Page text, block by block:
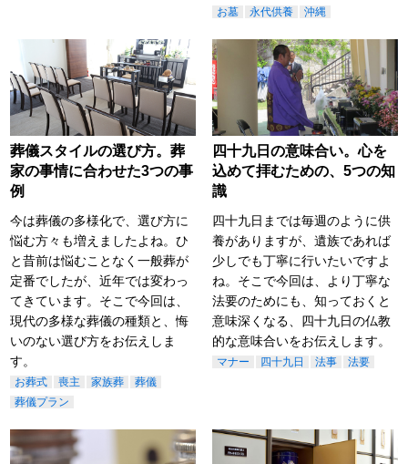
お墓 永代供養 沖縄
葬儀スタイルの選び方。葬
家の事情に合わせた3つの事
例
今は葬儀の多様化で、選び方に
悩む方々も増えましたよね。ひ
と昔前は悩むことなく一般葬が
定番でしたが、近年では変わっ
てきています。そこで今回は、
現代の多様な葬儀の種類と、悔
いのない選び方をお伝えしま
す。
お葬式 喪主 家族葬
葬儀
葬儀プラン
四十九日の意味合い。心を
込めて拝むための、5つの知
識
四十九日までは毎週のように供
養がありますが、遺族であれば
少しでも丁寧に行いたいですよ
ね。そこで今回は、より丁寧な
法要のためにも、知っておくと
意味深くなる、四十九日の仏教
的な意味合いをお伝えします。
マナー 四十九日 法事 法要